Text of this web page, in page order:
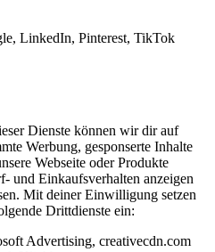
LinkedIn, Pinterest, TikTok
Dienste können wir dir auf
Werbung, gesponserte Inhalte
Webseite oder Produkte
und Einkaufsverhalten anzeigen
Mit deiner Einwilligung setzen
Drittdienste ein:
Advertising, creativecdn.com